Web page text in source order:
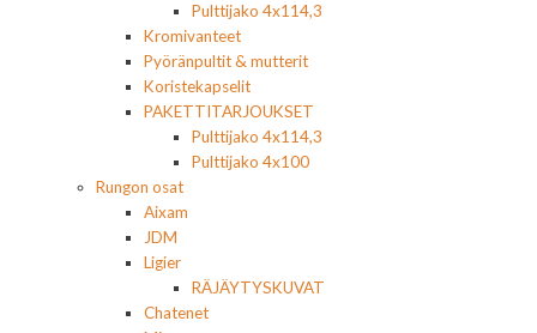
Pulttijako 4x114,3
Kromivanteet
Pyöränpultit & mutterit
Koristekapselit
PAKETTITARJOUKSET
Pulttijako 4x114,3
Pulttijako 4x100
Rungon osat
Aixam
JDM
Ligier
RÄJÄYTYSKUVAT
Chatenet